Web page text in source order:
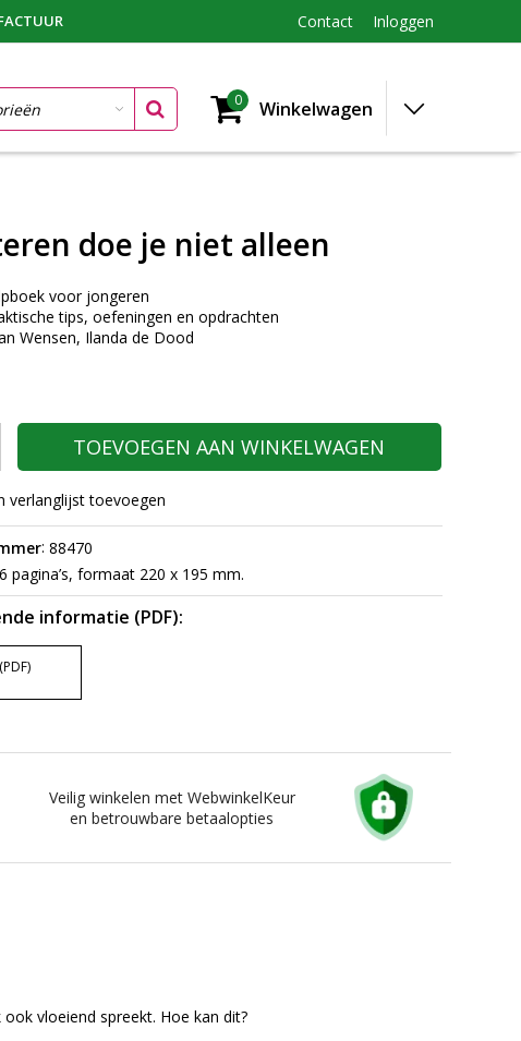
Contact Inloggen
0 Winkelwagen
doe je niet alleen
voor jongeren
tips, oefeningen en opdrachten
Wensen, Ilanda de Dood
TOEVOEGEN AAN WINKELWAGEN
verlanglijst toevoegen
: 88470
pagina’s, formaat 220 x 195 mm.
informatie (PDF):
Veilig winkelen met WebwinkelKeur
en betrouwbare betaalopties
vloeiend spreekt. Hoe kan dit?